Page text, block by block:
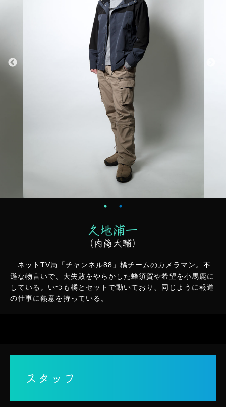
久地浦一
（内海大輔）
ネットTV局「チャンネル88」橘チームのカメラマン。不
遜な物言いで、大失敗をやらかした蜂須賀や希望を小馬鹿に
している。いつも橘とセットで動いており、同じように報道
の仕事に熱意を持っている。
スタッフ